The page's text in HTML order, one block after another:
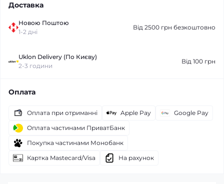
Доставка
Новою Поштою
1-2 дні
Від 2500 грн безкоштовно
Uklon Delivery (По Києву)
2-3 години
Від 100 грн
Оплата
Оплата при отриманні Apple Pay
Google Pay
Оплата частинами ПриватБанк
Покупка частинами Монобанк
Картка Mastecard/Visa
На рахунок